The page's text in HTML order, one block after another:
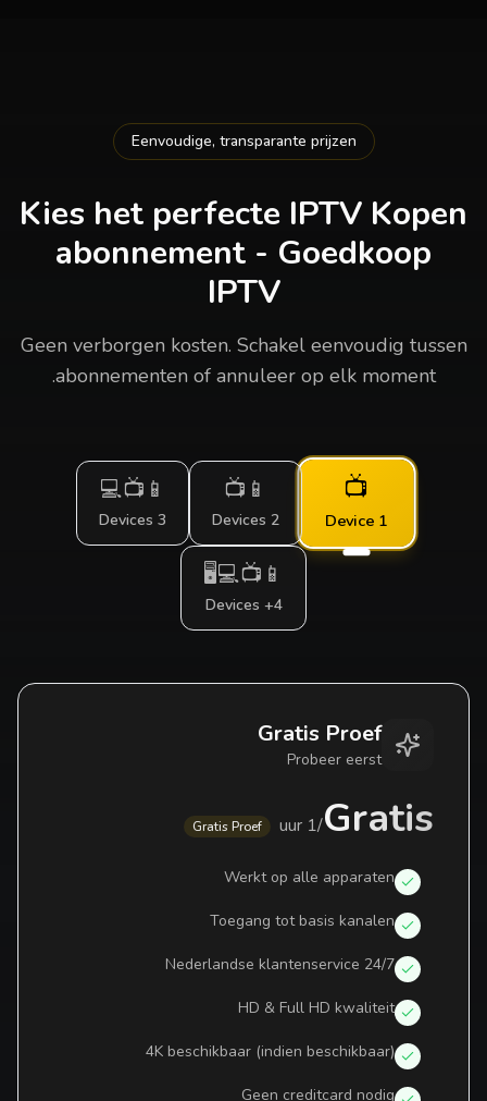
Eenvoudige, transparante prijzen
Kies het perfecte IPTV Kopen
abonnement - Goedkoop
IPTV
Geen verborgen kosten. Schakel eenvoudig tussen
abonnementen of annuleer op elk moment.
📺
1 Device
📱📺
2 Devices
📱📺💻
3 Devices
📱📺💻🖥️
4+ Devices
Gratis Proef
Probeer eerst
Gratis
/
1 uur
Gratis Proef
Werkt op alle apparaten
Toegang tot basis kanalen
24/7 Nederlandse klantenservice
HD & Full HD kwaliteit
4K beschikbaar (indien beschikbaar)
Geen creditcard nodig